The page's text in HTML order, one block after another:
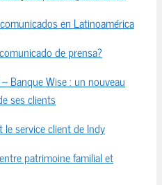
en Latinoamérica
de prensa?
Banque Wise : un nouveau
ses clients
service client de Indy
patrimoine familial et